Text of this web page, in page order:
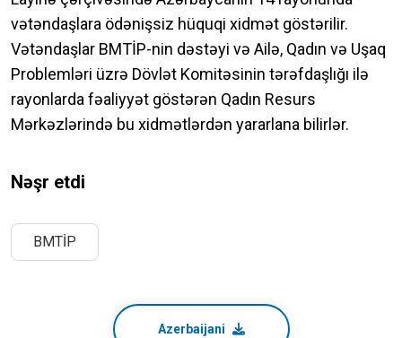
vətəndaşlara ödənişsiz hüquqi xidmət göstərilir.
Vətəndaşlar BMTİP-nin dəstəyi və Ailə, Qadın və Uşaq
Problemləri üzrə Dövlət Komitəsinin tərəfdaşlığı ilə
rayonlarda fəaliyyət göstərən Qadın Resurs
Mərkəzlərində bu xidmətlərdən yararlana bilirlər.
Nəşr etdi
BMTİP
Azerbaijani